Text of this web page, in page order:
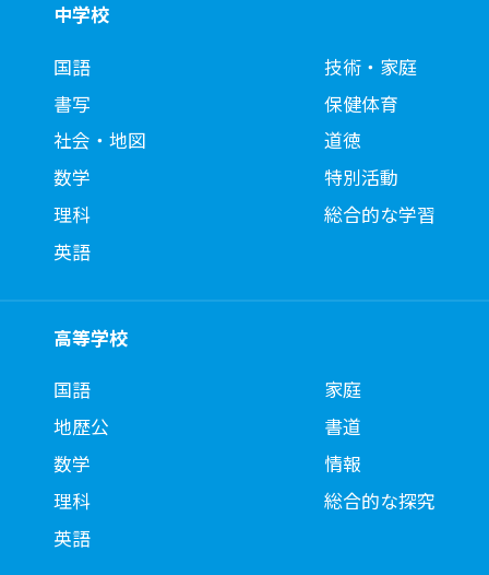
中学校
国語
書写
社会・地図
数学
理科
英語
技術・家庭
保健体育
道徳
特別活動
総合的な学習
高等学校
国語
地歴公
数学
理科
英語
家庭
書道
情報
総合的な探究